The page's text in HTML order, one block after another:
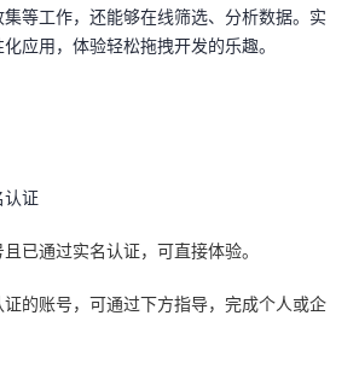
等工作，还能够在线筛选、分析数据。实
应用，体验轻松拖拽开发的乐趣。
认证
已通过实名认证，可直接体验。
的账号，可通过下方指导，完成个人或企